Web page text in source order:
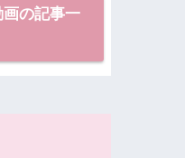
の記事一